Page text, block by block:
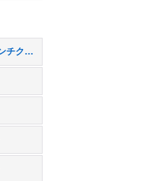
タブレット（８インチクラス）